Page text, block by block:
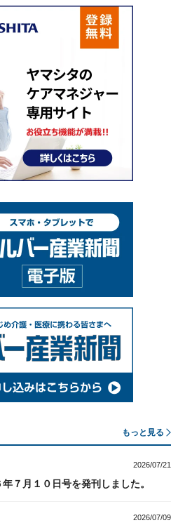
もっと見る
2026/07/21
７月１０日号を発刊しました。
2026/07/09